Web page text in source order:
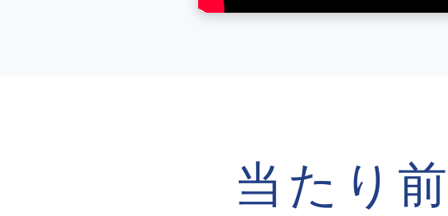
当たり